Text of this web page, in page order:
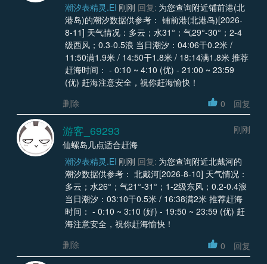
潮汐表精灵.EI 刚刚 回复: 为您查询附近铺前港(北
港岛)的潮汐数据供参考： 铺前港(北港岛)[2026-
8-11] 天气情况：多云；水31°；气29°-30°；2-4
级西风；0.3-0.5浪 当日潮汐：04:06干0.2米 /
11:50满1.9米 / 14:50干1.8米 / 18:14满1.8米 推荐
赶海时间： - 0:10 ~ 4:10 (优) - 21:00 ~ 23:59
(优) 赶海注意安全，祝你赶海愉快！
删除
0 回复
游客_69293
刚刚
仙螺岛几点适合赶海
潮汐表精灵.EI 刚刚 回复: 为您查询附近北戴河的
潮汐数据供参考： 北戴河[2026-8-10] 天气情况：
多云；水26°；气21°-31°；1-2级东风；0.2-0.4浪
当日潮汐：03:10干0.5米 / 16:38满2米 推荐赶海
时间： - 0:10 ~ 3:10 (好) - 19:50 ~ 23:59 (优) 赶
海注意安全，祝你赶海愉快！
删除
0 回复